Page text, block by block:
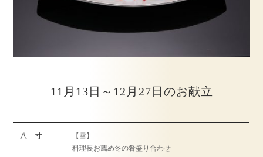
11月13日～12月27日のお献立
八 寸
【雪】
料理長お薦め冬の肴盛り合わせ